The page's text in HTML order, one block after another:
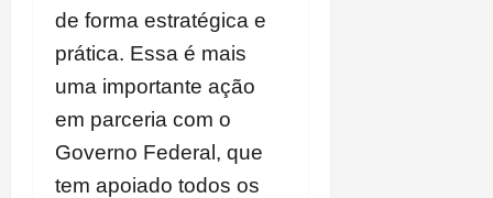
de forma estratégica e
prática. Essa é mais
uma importante ação
em parceria com o
Governo Federal, que
tem apoiado todos os